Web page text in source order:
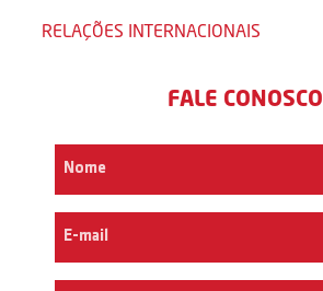
RELAÇÕES INTERNACIONAIS
FALE CONOSCO